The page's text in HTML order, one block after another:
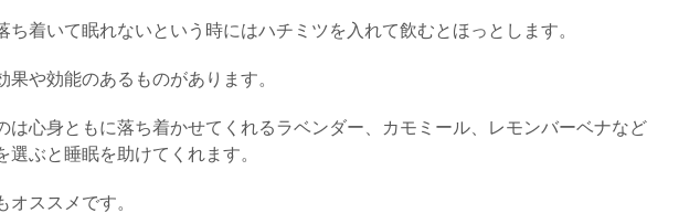
ち着いて眠れないという時にはハチミツを入れて飲むとほっとします。
や効能のあるものがあります。
は心身ともに落ち着かせてくれるラベンダー、カモミール、レモンバーベナなど
ぶと睡眠を助けてくれます。
オススメです。